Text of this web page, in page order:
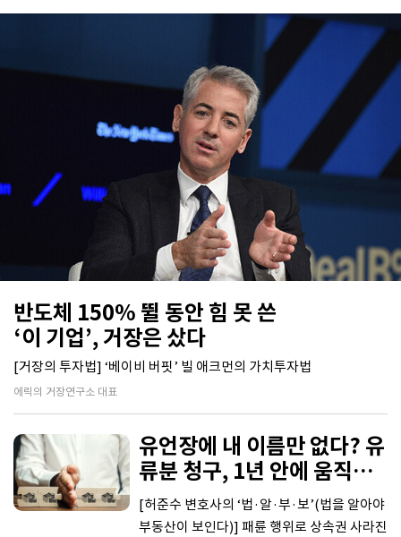
반도체 150% 뛸 동안 힘 못 쓴
‘이 기업’, 거장은 샀다
[거장의 투자법] ‘베이비 버핏’ 빌 애크먼의 가치투자법
에릭의 거장연구소 대표
유언장에 내 이름만 없다? 유
류분 청구, 1년 안에 움직여
라
[허준수 변호사의 ‘법·알·부·보’(법을 알아야
부동산이 보인다)] 패륜 행위로 상속권 사라진